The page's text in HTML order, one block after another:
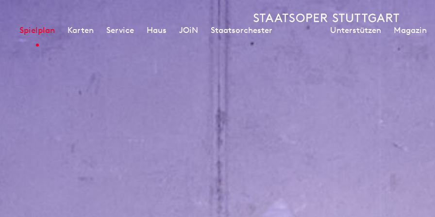
Spielplan Karten Service Haus JOiN Staatsorchester Unterstützen Magazin